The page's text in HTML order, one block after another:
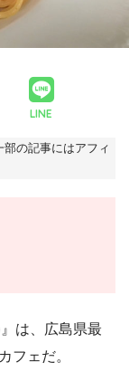
LINE
の記事にはアフィ
は、広島県最
フェだ。